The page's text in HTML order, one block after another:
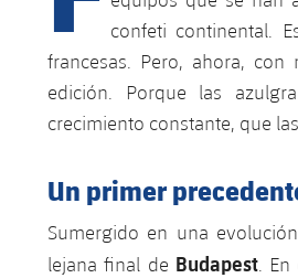
confeti continental.
francesas. Pero, ahora,
edición. Porque las
crecimiento constante, que
Un primer
Sumergido en una
lejana final de Budapest. En